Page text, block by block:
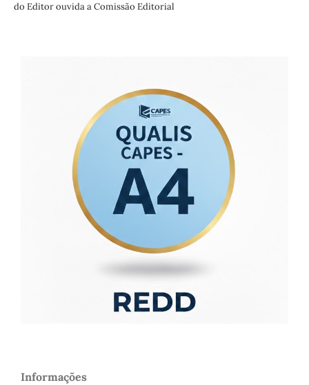
do Editor ouvida a Comissão Editorial
Informações